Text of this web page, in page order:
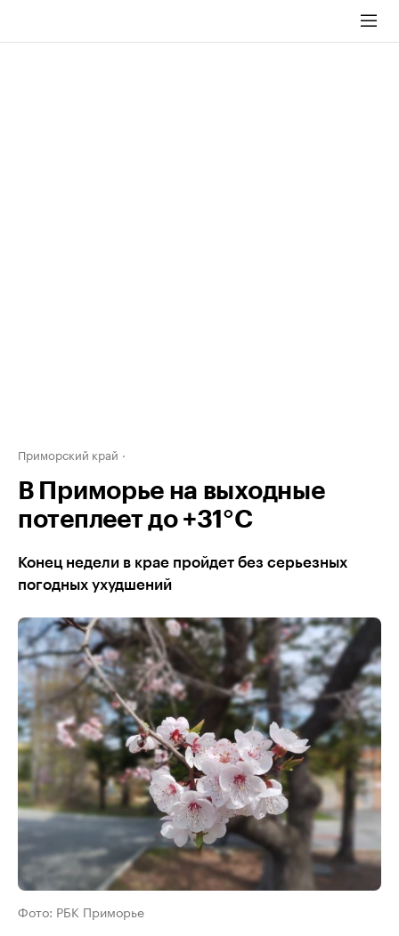
Приморский край
В Приморье на выходные
потеплеет до +31°С
Конец недели в крае пройдет без серьезных
погодных ухудшений
Фото: РБК Приморье